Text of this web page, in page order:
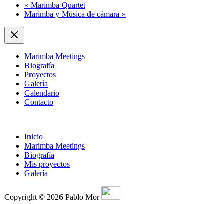
« Marimba Quartet
Marimba y Música de cámara »
Marimba Meetings
Biografía
Proyectos
Galería
Calendario
Contacto
Inicio
Marimba Meetings
Biografía
Mis proyectos
Galería
Copyright © 2026 Pablo Mor